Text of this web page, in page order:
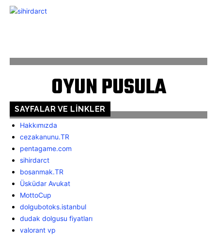
OYUN PUSULA
SAYFALAR VE LINKLER
Hakkımızda
cezakanunu.TR
pentagame.com
sihirdarct
bosanmak.TR
Üsküdar Avukat
MottoCup
dolgubotoks.istanbul
dudak dolgusu fiyatları
valorant vp